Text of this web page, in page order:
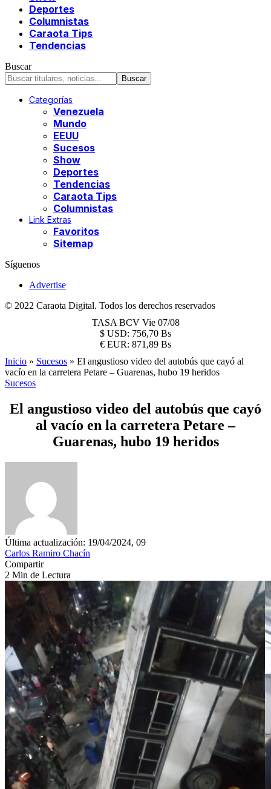
Deportes
Columnistas
Caraota Tips
Tendencias
Buscar
Categorías
Venezuela
Mundo
EEUU
Sucesos
Show
Deportes
Tendencias
Caraota Tips
Columnistas
Link Extras
Favoritos
Sitemap
Síguenos
Advertise
© 2022 Caraota Digital. Todos los derechos reservados
TASA BCV Vie 07/08
$ USD: 756,70 Bs
€ EUR: 871,89 Bs
Inicio » Sucesos » El angustioso video del autobús que cayó al
vacío en la carretera Petare – Guarenas, hubo 19 heridos
Sucesos
El angustioso video del autobús que cayó
al vacío en la carretera Petare –
Guarenas, hubo 19 heridos
Última actualización: 19/04/2024, 09
Carlos Ramiro Chacín
Compartir
2 Min de Lectura